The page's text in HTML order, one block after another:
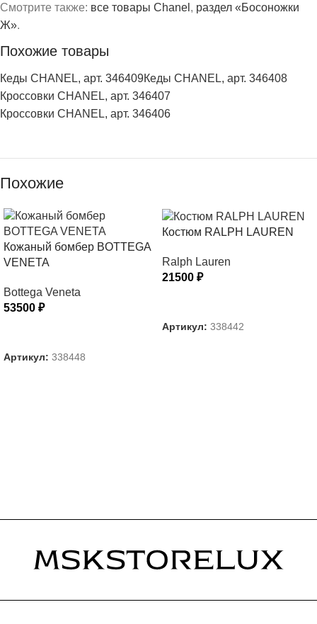
Смотрите также: все товары Chanel , раздел «Босоножки
Ж».
Похожие товары
Кеды CHANEL, арт. 346409Кеды CHANEL, арт. 346408
Кроссовки CHANEL, арт. 346407
Кроссовки CHANEL, арт. 346406
Похожие
Кожаный бомбер BOTTEGA
VENETA
Bottega Veneta
53500 ₽
Артикул: 338448
Костюм RALPH LAUREN
Ralph Lauren
21500 ₽
Артикул: 338442